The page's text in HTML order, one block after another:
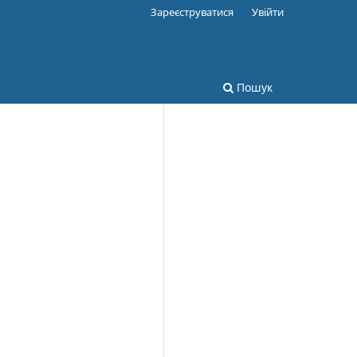
Пошук
Зареєструватися Увійти